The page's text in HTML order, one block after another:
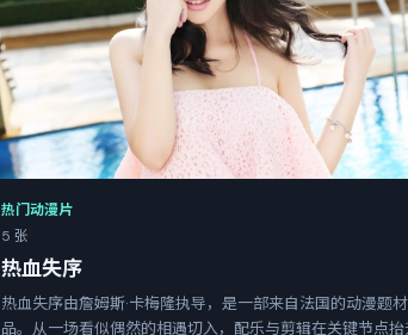
热门动漫片
5 张
热血失序
热血失序由詹姆斯·卡梅隆执导，是一部来自法国的动漫题
品。从一场看似偶然的相遇切入，配乐与剪辑在关键节点